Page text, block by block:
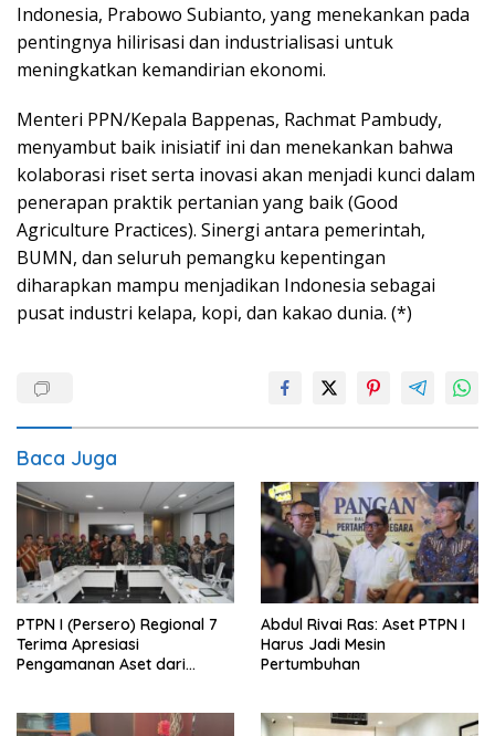
Indonesia, Prabowo Subianto, yang menekankan pada
pentingnya hilirisasi dan industrialisasi untuk
meningkatkan kemandirian ekonomi.
Menteri PPN/Kepala Bappenas, Rachmat Pambudy,
menyambut baik inisiatif ini dan menekankan bahwa
kolaborasi riset serta inovasi akan menjadi kunci dalam
penerapan praktik pertanian yang baik (Good
Agriculture Practices). Sinergi antara pemerintah,
BUMN, dan seluruh pemangku kepentingan
diharapkan mampu menjadikan Indonesia sebagai
pusat industri kelapa, kopi, dan kakao dunia. (*)
Baca Juga
PTPN I (Persero) Regional 7
Terima Apresiasi
Pengamanan Aset dari
Abdul Rivai Ras: Aset PTPN I
Harus Jadi Mesin
Pertumbuhan